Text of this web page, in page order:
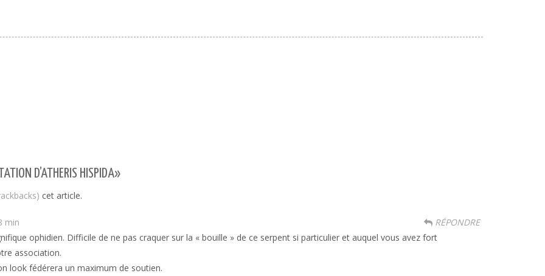
D’ATHERIS HISPIDA»
cet article.
min
RÉPONDRE
ophidien. Difficile de ne pas craquer sur la « bouille » de ce serpent si particulier et auquel vous avez fort
association.
look fédérera un maximum de soutien.